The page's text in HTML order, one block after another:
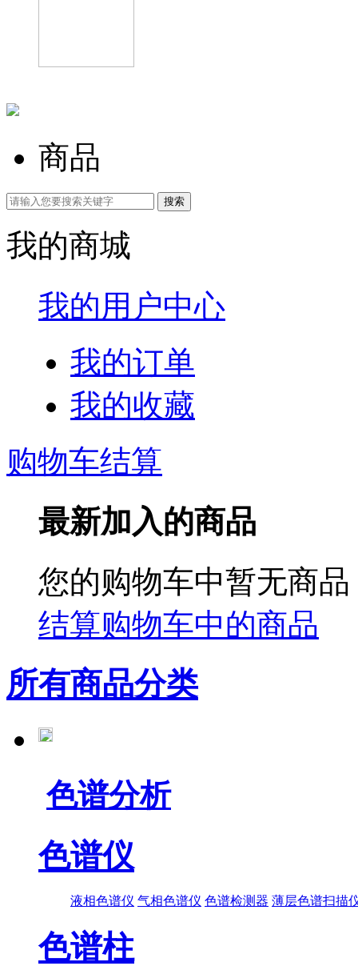
商品
我的商城
我的用户中心
我的订单
我的收藏
购物车结算
最新加入的商品
您的购物车中暂无商
结算购物车中的商品
所有商品分类
色谱分析
色谱仪
液相色谱仪 气相色谱仪 色谱检测器 薄层色谱扫描
色谱柱